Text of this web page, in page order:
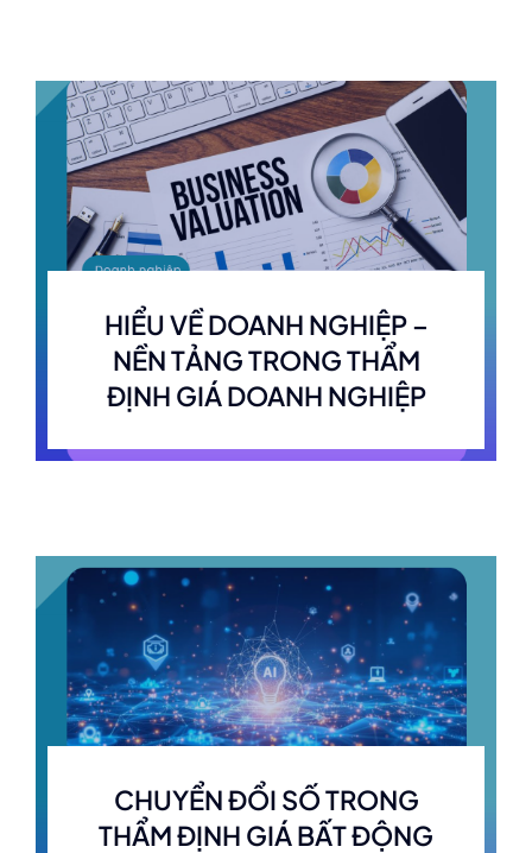
HIỂU VỀ DOANH NGHIỆP –
NỀN TẢNG TRONG THẨM
ĐỊNH GIÁ DOANH NGHIỆP
CHUYỂN ĐỔI SỐ TRONG
THẨM ĐỊNH GIÁ BẤT ĐỘNG